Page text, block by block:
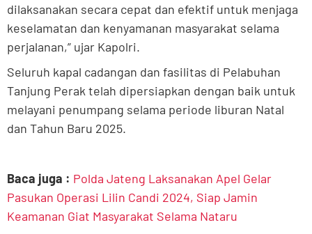
dilaksanakan secara cepat dan efektif untuk menjaga
keselamatan dan kenyamanan masyarakat selama
perjalanan,” ujar Kapolri.
Seluruh kapal cadangan dan fasilitas di Pelabuhan
Tanjung Perak telah dipersiapkan dengan baik untuk
melayani penumpang selama periode liburan Natal
dan Tahun Baru 2025.
Baca juga : Polda Jateng Laksanakan Apel Gelar
Pasukan Operasi Lilin Candi 2024, Siap Jamin
Keamanan Giat Masyarakat Selama Nataru